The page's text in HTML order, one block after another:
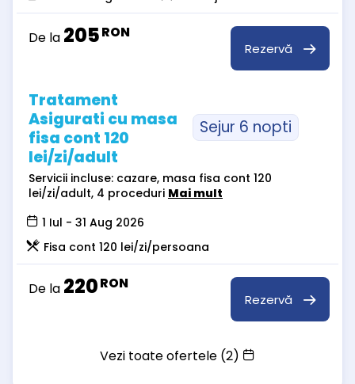
De la 205RON
Rezervă
Tratament
Asigurati cu masa
fisa cont 120
lei/zi/adult
Sejur 6 nopti
Servicii incluse: cazare, masa fisa cont 120
lei/zi/adult, 4 proceduri Mai mult
1 Iul - 31 Aug 2026
Fisa cont 120 lei/zi/persoana
De la 220RON
Rezervă
Vezi toate ofertele (2)